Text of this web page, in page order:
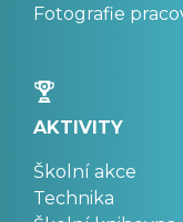
Fotografie
AKTIVITY
Školní akce
Technika